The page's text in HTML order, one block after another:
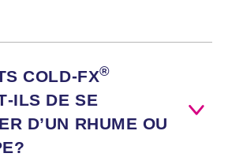
COLD‑FX®
DE SE
D’UN RHUME OU